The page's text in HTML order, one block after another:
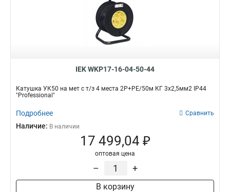
IEK WKP17-16-04-50-44
Катушка УК50 на мет с т/з 4 места 2Р+PЕ/50м КГ 3х2,5мм2 IP44
"Professional"
Подробнее Сравнить
Наличие: В наличии
17 499,04 ₽
оптовая цена
– +
В корзину